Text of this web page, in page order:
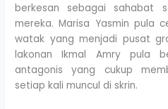
berkesan sebagai sahabat
mereka. Marisa Yasmin pula
watak yang menjadi pusat
lakonan Ikmal Amry pula
antagonis yang cukup
setiap kali muncul di skrin.